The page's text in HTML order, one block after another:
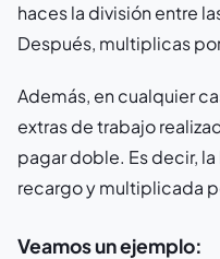
haces la división entre
Después, multiplicas
Además, en cualquier
extras de trabajo
pagar doble. Es decir,
recargo y multiplicada
Veamos un ejemplo: